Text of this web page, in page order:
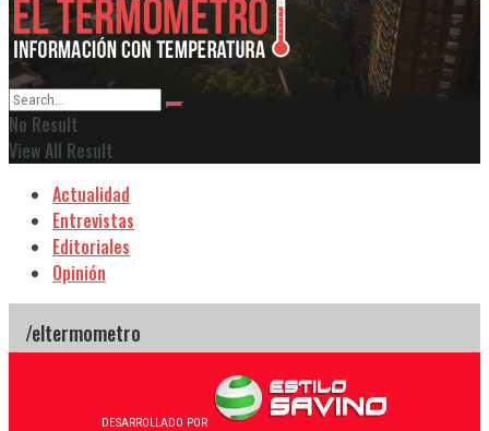
No Result
View All Result
Actualidad
Entrevistas
Editoriales
Opinión
DESARROLLADO POR